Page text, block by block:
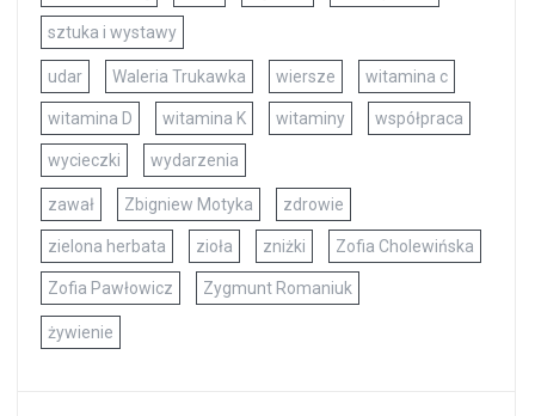
sztuka i wystawy
udar Waleria Trukawka wiersze witamina c
witamina D witamina K witaminy współpraca
wycieczki wydarzenia
zawał Zbigniew Motyka zdrowie
zielona herbata zioła zniżki Zofia Cholewińska
Zofia Pawłowicz Zygmunt Romaniuk
żywienie